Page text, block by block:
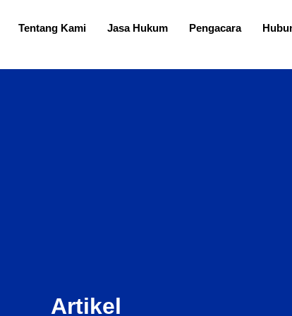
Tentang Kami Jasa Hukum Pengacara
Artikel